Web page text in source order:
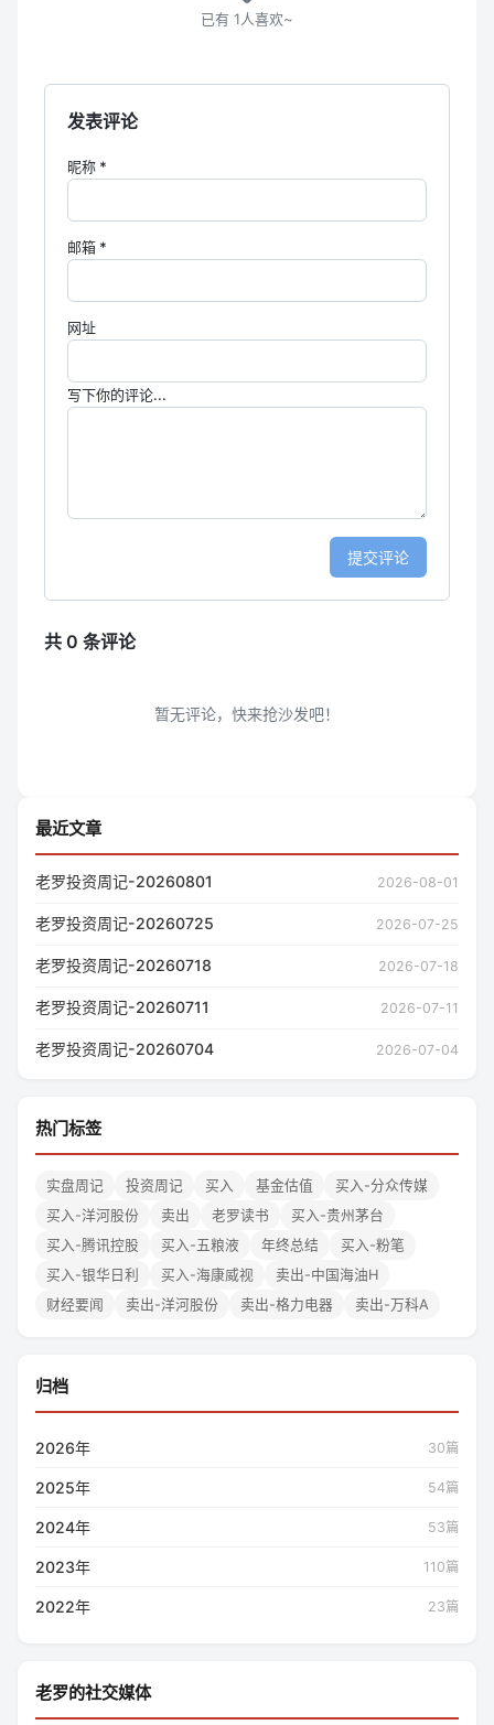
最近文章
老罗投资周记-20260801 2026-08-01
老罗投资周记-20260725 2026-07-25
老罗投资周记-20260718 2026-07-18
老罗投资周记-20260711 2026-07-11
老罗投资周记-20260704 2026-07-04
热门标签
实盘周记 投资周记 买入 基金估值
买入-分众传媒
买入-洋河股份
卖出 老罗读书
买入-贵州茅台
买入-腾讯控股
买入-五粮液 年终总结
买入-粉笔
买入-银华日利
买入-海康威视
卖出-中国海油H
财经要闻
卖出-洋河股份 卖出-格力电器 卖出-万科A
归档
2026年 30篇
2025年 54篇
2024年 53篇
2023年 110篇
2022年 23篇
老罗的社交媒体